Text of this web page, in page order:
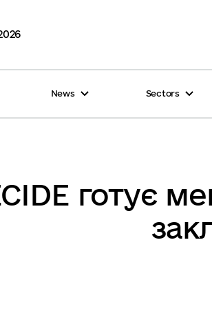
News Sectors
готує